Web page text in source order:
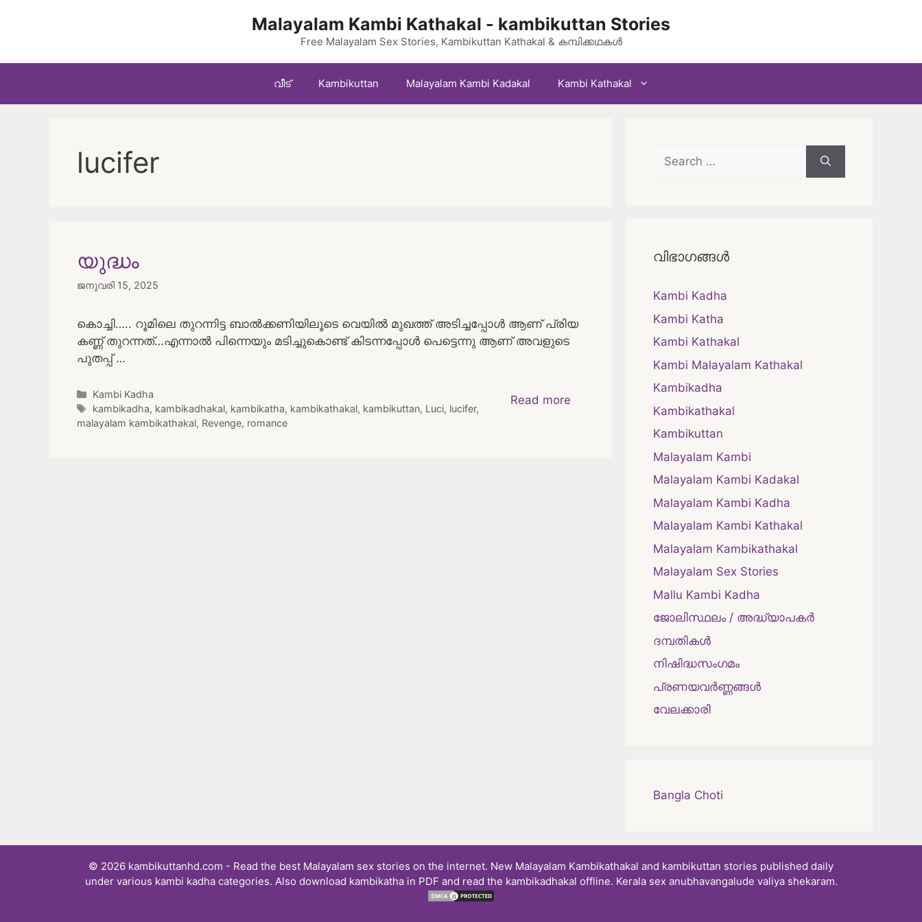
Malayalam Kambi Kathakal - kambikuttan Stories
Free Malayalam Sex Stories, Kambikuttan Kathakal & കമ്പിക്കഥകൾ
വീട് Kambikuttan Malayalam Kambi Kadakal Kambi Kathakal
lucifer
യുദ്ധം
ജനുവരി 15, 2025
കൊച്ചി….. റൂമിലെ തുറന്നിട്ട ബാൽക്കണിയിലൂടെ വെയിൽ മുഖത്ത് അടിച്ചപ്പോൾ ആണ് പ്രിയ
കണ്ണ് തുറന്നത്…എന്നാൽ പിന്നെയും മടിച്ചുകൊണ്ട് കിടന്നപ്പോൾ പെട്ടെന്നു ആണ് അവളുടെ
പുതപ്പ് …
Read more
Categories
Kambi Kadha
Tags
kambikadha, kambikadhakal, kambikatha, kambikathakal, kambikuttan, Luci, lucifer,
malayalam kambikathakal, Revenge, romance
Search
for:
വിഭാഗങ്ങൾ
Kambi Kadha
Kambi Katha
Kambi Kathakal
Kambi Malayalam Kathakal
Kambikadha
Kambikathakal
Kambikuttan
Malayalam Kambi
Malayalam Kambi Kadakal
Malayalam Kambi Kadha
Malayalam Kambi Kathakal
Malayalam Kambikathakal
Malayalam Sex Stories
Mallu Kambi Kadha
ജോലിസ്ഥലം / അദ്ധ്യാപകർ
ദമ്പതികള്‍
നിഷിദ്ധസംഗമം
പ്രണയവർണ്ണങ്ങൾ
വേലക്കാരി
Bangla Choti
© 2026 kambikuttanhd.com - Read the best Malayalam sex stories on the internet. New Malayalam Kambikathakal and kambikuttan stories published daily
under various kambi kadha categories. Also download kambikatha in PDF and read the kambikadhakal offline. Kerala sex anubhavangalude valiya shekaram.